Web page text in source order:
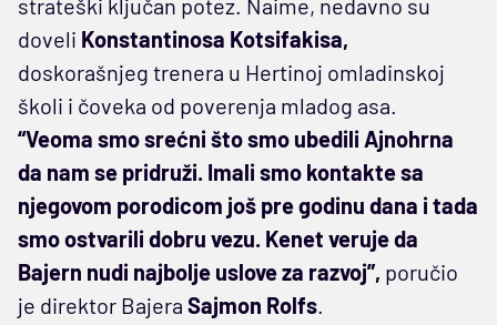
strateški ključan potez. Naime, nedavno su
doveli Konstantinosa Kotsifakisa,
doskorašnjeg trenera u Hertinoj omladinskoj
školi i čoveka od poverenja mladog asa.
“Veoma smo srećni što smo ubedili Ajnohrna
da nam se pridruži. Imali smo kontakte sa
njegovom porodicom još pre godinu dana i tada
smo ostvarili dobru vezu. Kenet veruje da
Bajern nudi najbolje uslove za razvoj”, poručio
je direktor Bajera Sajmon Rolfs.